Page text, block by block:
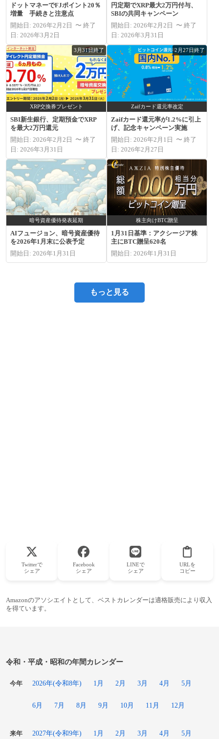
ドットマネーでFJポイント20％
増量 手続きと注意点
開始日: 2026年2月2日 〜 終了
日: 2026年3月2日
円定期でXRP最大2万円付与、
SBIの共同キャンペーン
開始日: 2026年2月2日 〜 終了
日: 2026年3月31日
3月31日終了
XRP交換券プレゼント
SBI新生銀行、定期預金でXRP
を最大2万円還元
開始日: 2026年2月2日 〜 終了
日: 2026年3月31日
2月27日終了
Zaifカード還元率改定
Zaifカード還元率が1.2%に引上
げ、記念キャンペーン実施
開始日: 2026年2月1日 〜 終了
日: 2026年2月27日
暗号資産優待発表延期
AIフュージョン、暗号資産優待
を2026年1月末に公表予定
開始日: 2026年1月31日
株主向けBTC贈呈
1月31日基準：アクシージア株
主にBTC贈呈620名
開始日: 2026年1月31日
もっと見る
Twitterで
シェア
Facebook
シェア
LINEで
シェア
URLを
コピー
Amazonのアソシエイトとして、ベストカレンダーは適格販売により収入
を得ています。
令和・平成・昭和の年間カレンダー
今年 2026年(令和8年) 1月 2月 3月 4月 5月
6月 7月 8月 9月 10月 11月 12月
来年 2027年(令和9年) 1月 2月 3月 4月 5月